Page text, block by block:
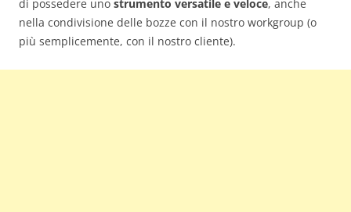
di possedere uno strumento versatile e veloce, anche
nella condivisione delle bozze con il nostro workgroup (o
più semplicemente, con il nostro cliente).